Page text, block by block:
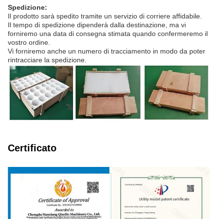
Spedizione:
Il prodotto sarà spedito tramite un servizio di corriere affidabile.
Il tempo di spedizione dipenderà dalla destinazione, ma vi
forniremo una data di consegna stimata quando confermeremo il
vostro ordine.
Vi forniremo anche un numero di tracciamento in modo da poter
rintracciare la spedizione.
Certificato